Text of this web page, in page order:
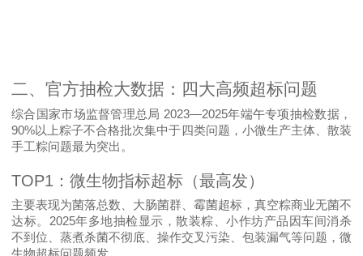
二、官方抽检大数据：四大高频超标问题
综合 国家市场监督管理总局 2023—2025年端午专项抽检数据 ，
90%以上粽子不合格批次集中于四类问题，小微生产主体、散装
手工粽问题最为突出。
TOP1 ：微生物指标超标（最高发）
主要表现为菌落总数、大肠菌群、霉菌超标，真空粽商业无菌不
达标。 2025年多地抽检显示，散装粽、小作坊产品因车间消杀
不到位、蒸煮杀菌不彻底、操作交叉污染、包装漏气等问题，微